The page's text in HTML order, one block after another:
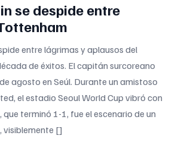
se despide entre
entre lágrimas y aplausos del
de éxitos. El capitán surcoreano
agosto en Seúl. Durante un amistoso
el estadio Seoul World Cup vibró con
terminó 1-1, fue el escenario de un
visiblemente []